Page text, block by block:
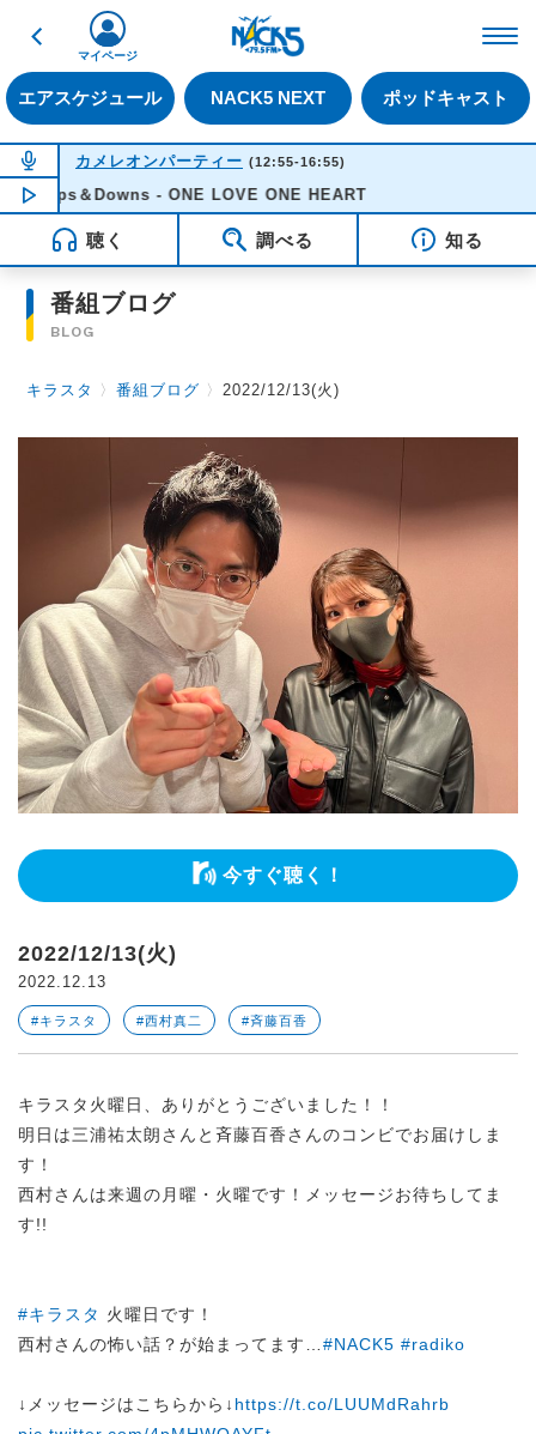
戻る
エアスケジュール NACK5 NEXT ポッドキャスト
マイページ
NOW ON AIR
カメレオンパーティー (12:55-16:55)
NOW PLAYING14:19
Ups＆Downs - ONE LOVE ONE HEART
聴く 調べる 知る
番組ブログ
BLOG
キラスタ 〉番組ブログ 〉2022/12/13(火)
今すぐ聴く！
2022/12/13(火)
2022.12.13
#キラスタ #西村真二 #斉藤百香
キラスタ火曜日、ありがとうございました！！
明日は三浦祐太朗さんと斉藤百香さんのコンビでお届けしま
す！
西村さんは来週の月曜・火曜です！メッセージお待ちしてま
す!!
#キラスタ 火曜日です！
西村さんの怖い話？が始まってます… #NACK5 #radiko
↓メッセージはこちらから↓ https://t.co/LUUMdRahrb